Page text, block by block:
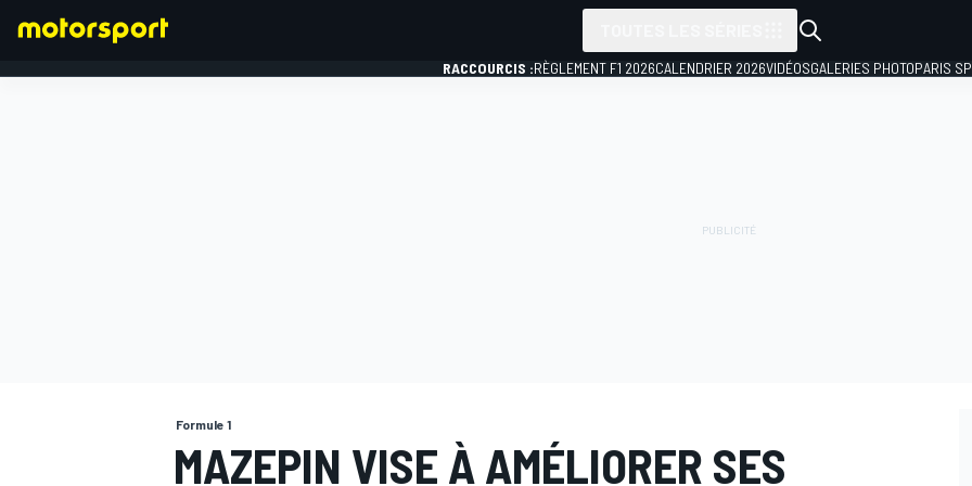
RACCOURCIS :RÈGLEMENT F1 2026CALENDRIER 2026VIDÉOSGALERIES PHOTOPARIS
Formule 1
MAZEPIN VISE À AMÉLIORER SES